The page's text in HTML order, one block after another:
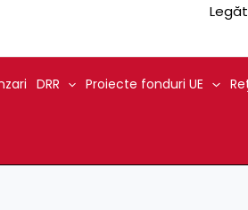
DRR Proiecte fonduri UE